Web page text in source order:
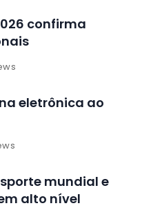
confirma
eletrônica ao
mundial e
alto nível